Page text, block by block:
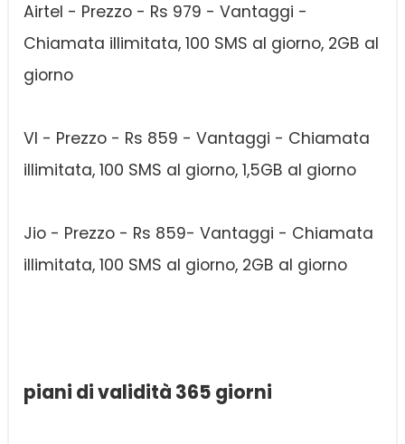
Airtel - Prezzo - Rs 979 - Vantaggi -
Chiamata illimitata, 100 SMS al giorno, 2GB al
giorno
VI - Prezzo - Rs 859 - Vantaggi - Chiamata
illimitata, 100 SMS al giorno, 1,5GB al giorno
Jio - Prezzo - Rs 859- Vantaggi - Chiamata
illimitata, 100 SMS al giorno, 2GB al giorno
piani di validità 365 giorni